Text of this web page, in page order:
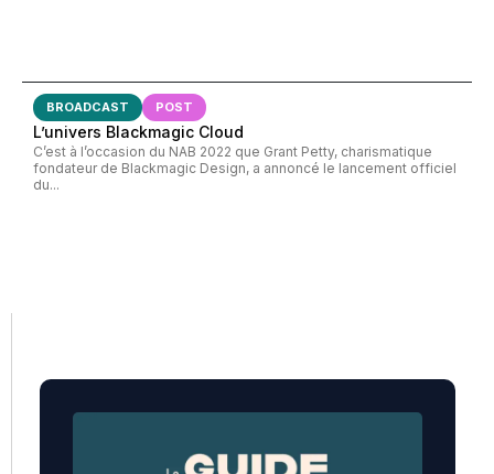
BROADCAST POST
L’univers Blackmagic Cloud
C’est à l’occasion du NAB 2022 que Grant Petty, charismatique
fondateur de Blackmagic Design, a annoncé le lancement officiel
du...